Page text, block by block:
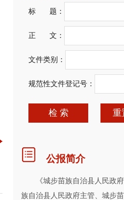
标 题：
正 文：
文件类别：
规范性文件登记号：
检 索 重
公报简介
《城步苗族自治县人民政
族自治县人民政府主管、城步